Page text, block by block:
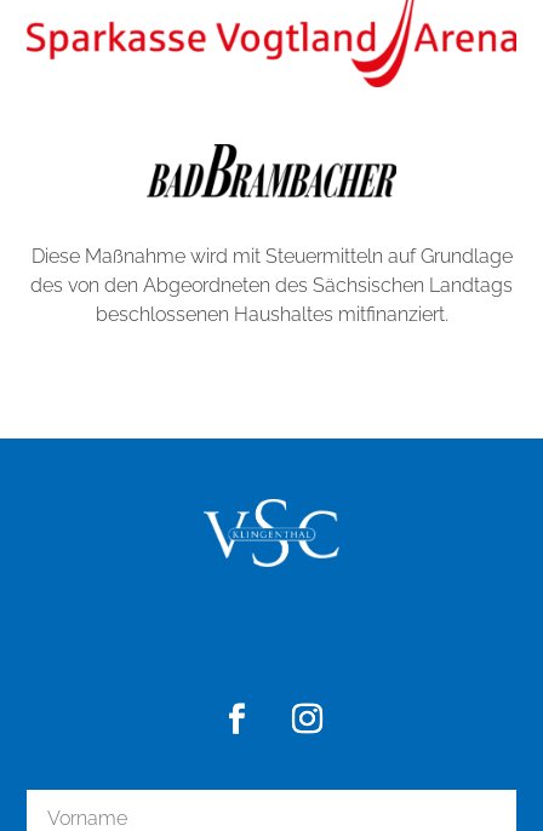
Diese Maßnahme wird mit Steuermitteln auf Grundlage
des von den Abgeordneten des Sächsischen Landtags
beschlossenen Haushaltes mitfinanziert.